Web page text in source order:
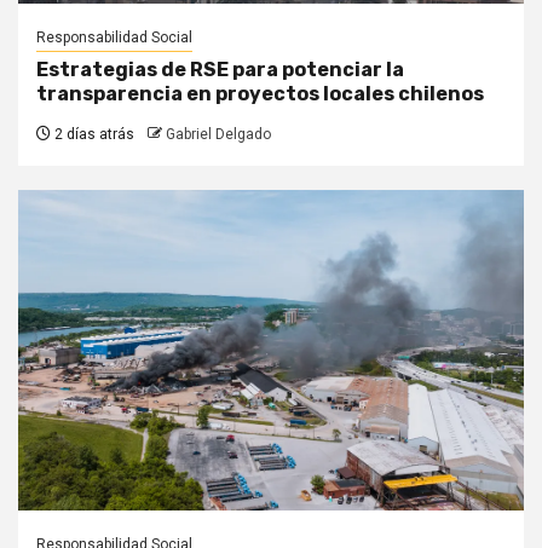
Responsabilidad Social
Estrategias de RSE para potenciar la
transparencia en proyectos locales chilenos
2 días atrás Gabriel Delgado
Responsabilidad Social